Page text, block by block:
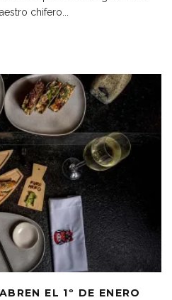
chifero...
EL 1º DE ENERO